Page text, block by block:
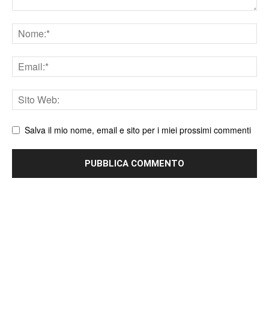
Nome
Email
Sito
web
Salva il mio nome, email e sito per i miei prossimi commenti